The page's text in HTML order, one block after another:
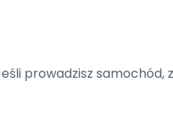
prowadzisz